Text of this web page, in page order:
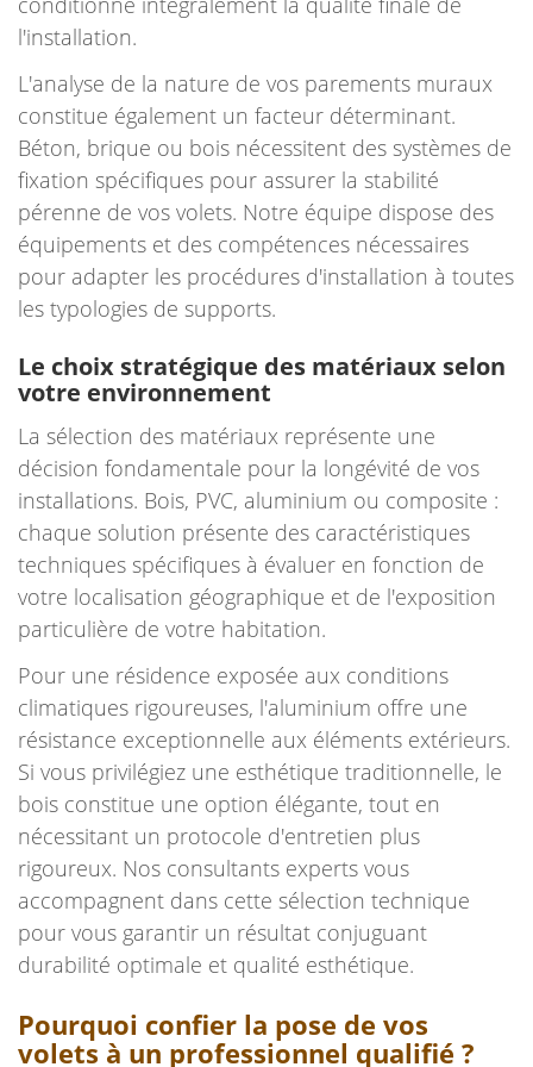
l'installation.
L'analyse de la nature de vos parements muraux
constitue également un facteur déterminant.
Béton, brique ou bois nécessitent des systèmes de
fixation spécifiques pour assurer la stabilité
pérenne de vos volets. Notre équipe dispose des
équipements et des compétences nécessaires
pour adapter les procédures d'installation à toutes
les typologies de supports.
Le choix stratégique des matériaux selon
votre environnement
La sélection des matériaux représente une
décision fondamentale pour la longévité de vos
installations. Bois, PVC, aluminium ou composite :
chaque solution présente des caractéristiques
techniques spécifiques à évaluer en fonction de
votre localisation géographique et de l'exposition
particulière de votre habitation.
Pour une résidence exposée aux conditions
climatiques rigoureuses, l'aluminium offre une
résistance exceptionnelle aux éléments extérieurs.
Si vous privilégiez une esthétique traditionnelle, le
bois constitue une option élégante, tout en
nécessitant un protocole d'entretien plus
rigoureux. Nos consultants experts vous
accompagnent dans cette sélection technique
pour vous garantir un résultat conjuguant
durabilité optimale et qualité esthétique.
Pourquoi confier la pose de vos
volets à un professionnel qualifié ?